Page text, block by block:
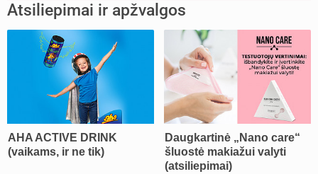
Atsiliepimai ir apžvalgos
AHA ACTIVE DRINK
(vaikams, ir ne tik)
Daugkartinė „Nano care“
šluostė makiažui valyti
(atsiliepimai)